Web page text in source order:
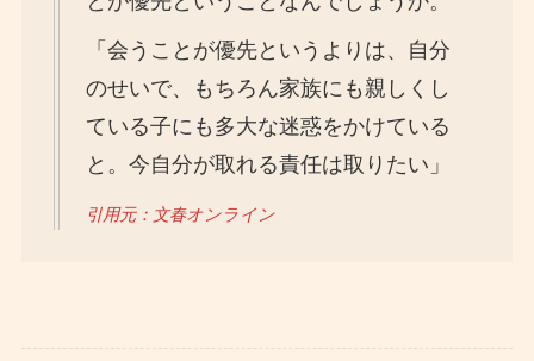
「会うことが優先というよりは、自分
のせいで、もちろん家族にも親しくし
ている子にも多大な迷惑をかけている
と。今自分が取れる責任は取りたい」
引用元：文春オンライン